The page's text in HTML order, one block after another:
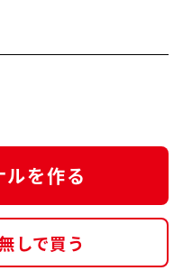
ルを作る
しで買う